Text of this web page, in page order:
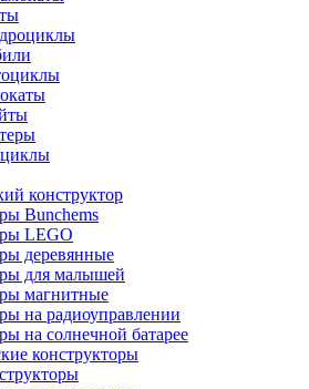
конструктор
Bunchems
LEGO
деревянные
для малышей
магнитные
на радиоуправлении
на солнечной батарее
конструкторы